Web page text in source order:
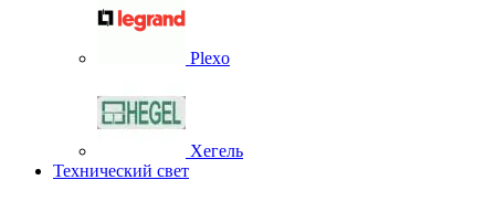
Plexo
Хегель
Технический свет